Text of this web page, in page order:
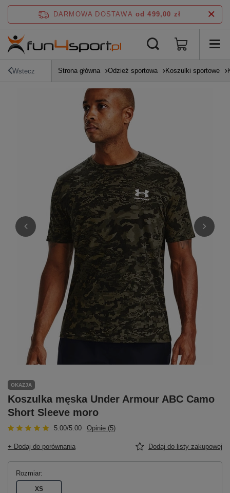
DARMOWA DOSTAWA od 499,00 zł
Wstecz Strona główna Odzież sportowa Koszulki sportowe
OKAZJA
Koszulka męska Under Armour ABC Camo
Short Sleeve moro
5.00/5.00 Opinie (5)
+ Dodaj do porównania Dodaj do listy zakupowej
Rozmiar
XS